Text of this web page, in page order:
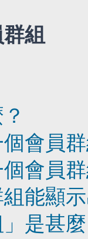
組
會員
會員
能顯
」是甚